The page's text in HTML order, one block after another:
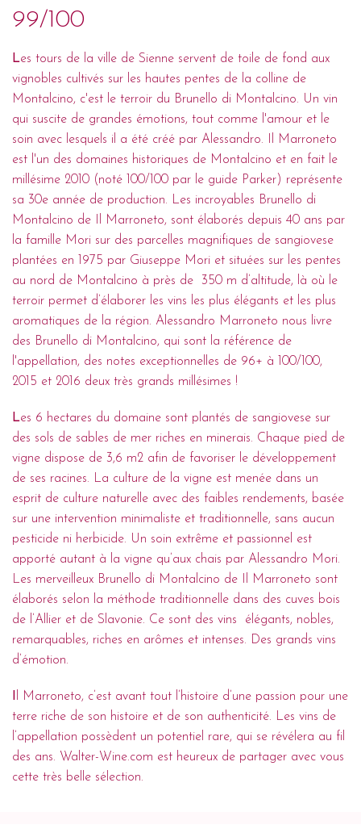
99/100
Les tours de la ville de Sienne servent de toile de fond aux
vignobles cultivés sur les hautes pentes de la colline de
Montalcino, c'est le terroir du Brunello di Montalcino. Un vin
qui suscite de grandes émotions, tout comme l'amour et le
soin avec lesquels il a été créé par Alessandro. Il Marroneto
est l'un des domaines historiques de Montalcino et en fait le
millésime 2010 (noté 100/100 par le guide Parker) représente
sa 30e année de production. Les incroyables Brunello di
Montalcino de Il Marroneto, sont élaborés depuis 40 ans par
la famille Mori sur des parcelles magnifiques de sangiovese
plantées en 1975 par Giuseppe Mori et situées sur les pentes
au nord de Montalcino à près de 350 m d’altitude, là où le
terroir permet d’élaborer les vins les plus élégants et les plus
aromatiques de la région. Alessandro Marroneto nous livre
des Brunello di Montalcino, qui sont la référence de
l'appellation, des notes exceptionnelles de 96+ à 100/100,
2015 et 2016 deux très grands millésimes !
Les 6 hectares du domaine sont plantés de sangiovese sur
des sols de sables de mer riches en minerais. Chaque pied de
vigne dispose de 3,6 m2 afin de favoriser le développement
de ses racines. La culture de la vigne est menée dans un
esprit de culture naturelle avec des faibles rendements, basée
sur une intervention minimaliste et traditionnelle, sans aucun
pesticide ni herbicide. Un soin extrême et passionnel est
apporté autant à la vigne qu’aux chais par Alessandro Mori.
Les merveilleux Brunello di Montalcino de Il Marroneto sont
élaborés selon la méthode traditionnelle dans des cuves bois
de l’Allier et de Slavonie. Ce sont des vins élégants, nobles,
remarquables, riches en arômes et intenses. Des grands vins
d’émotion.
l Marroneto, c’est avant tout l’histoire d’une passion pour une
terre riche de son histoire et de son authenticité. Les vins de
l’appellation possèdent un potentiel rare, qui se révélera au fil
des ans. Walter-Wine.com est heureux de partager avec vous
cette très belle sélection.